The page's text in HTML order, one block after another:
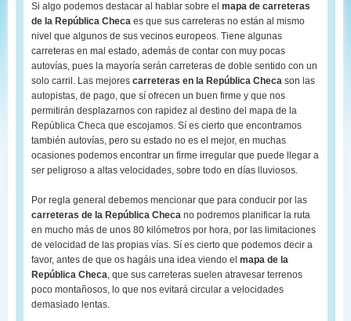
Si algo podemos destacar al hablar sobre el mapa de carreteras
de la República Checa es que sus carreteras no están al mismo
nivel que algunos de sus vecinos europeos. Tiene algunas
carreteras en mal estado, además de contar con muy pocas
autovías, pues la mayoría serán carreteras de doble sentido con un
solo carril. Las mejores carreteras en la República Checa son las
autopistas, de pago, que sí ofrecen un buen firme y que nos
permitirán desplazarnos con rapidez al destino del mapa de la
República Checa que escojamos. Sí es cierto que encontramos
también autovías, pero su estado no es el mejor, en muchas
ocasiones podemos encontrar un firme irregular que puede llegar a
ser peligroso a altas velocidades, sobre todo en días lluviosos.
Por regla general debemos mencionar que para conducir por las
carreteras de la República Checa no podremos planificar la ruta
en mucho más de unos 80 kilómetros por hora, por las limitaciones
de velocidad de las propias vías. Sí es cierto que podemos decir a
favor, antes de que os hagáis una idea viendo el mapa de la
República Checa, que sus carreteras suelen atravesar terrenos
poco montañosos, lo que nos evitará circular a velocidades
demasiado lentas.